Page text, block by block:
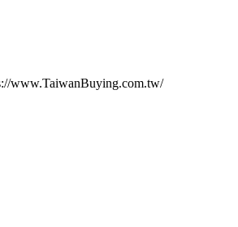
www.TaiwanBuying.com.tw/